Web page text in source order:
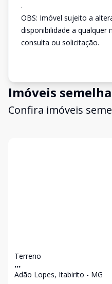
.
OBS: Imóvel sujeito a
disponibilidade a
consulta ou solicitação.
Imóveis
Confira imóveis
Terreno
...
Adão Lopes, Itabirito - MG